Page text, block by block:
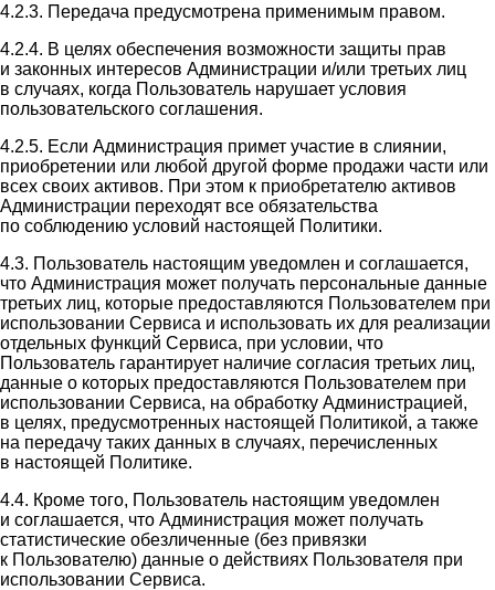
4.2.3. Передача предусмотрена применимым правом.
4.2.4. В целях обеспечения возможности защиты прав
и законных интересов Администрации и/или третьих лиц
в случаях, когда Пользователь нарушает условия
пользовательского соглашения.
4.2.5. Если Администрация примет участие в слиянии,
приобретении или любой другой форме продажи части или
всех своих активов. При этом к приобретателю активов
Администрации переходят все обязательства
по соблюдению условий настоящей Политики.
4.3. Пользователь настоящим уведомлен и соглашается,
что Администрация может получать персональные данные
третьих лиц, которые предоставляются Пользователем при
использовании Сервиса и использовать их для реализации
отдельных функций Сервиса, при условии, что
Пользователь гарантирует наличие согласия третьих лиц,
данные о которых предоставляются Пользователем при
использовании Сервиса, на обработку Администрацией,
в целях, предусмотренных настоящей Политикой, а также
на передачу таких данных в случаях, перечисленных
в настоящей Политике.
4.4. Кроме того, Пользователь настоящим уведомлен
и соглашается, что Администрация может получать
статистические обезличенные (без привязки
к Пользователю) данные о действиях Пользователя при
использовании Сервиса.